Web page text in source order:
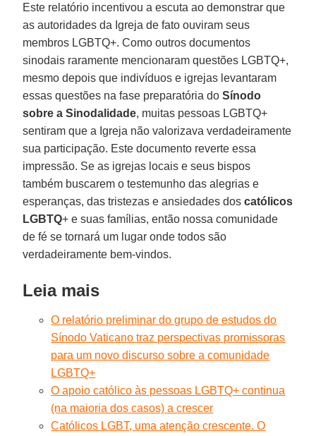
Este relatório incentivou a escuta ao demonstrar que
as autoridades da Igreja de fato ouviram seus
membros LGBTQ+. Como outros documentos
sinodais raramente mencionaram questões LGBTQ+,
mesmo depois que indivíduos e igrejas levantaram
essas questões na fase preparatória do Sínodo
sobre a Sinodalidade, muitas pessoas LGBTQ+
sentiram que a Igreja não valorizava verdadeiramente
sua participação. Este documento reverte essa
impressão. Se as igrejas locais e seus bispos
também buscarem o testemunho das alegrias e
esperanças, das tristezas e ansiedades doscatólicos
LGBTQ+ e suas famílias, então nossa comunidade
de fé se tornará um lugar onde todos são
verdadeiramente bem-vindos.
Leia mais
O relatório preliminar do grupo de estudos do
Sínodo Vaticano traz perspectivas promissoras
para um novo discurso sobre a comunidade
LGBTQ+
O apoio católico às pessoas LGBTQ+ continua
(na maioria dos casos) a crescer
Católicos LGBT, uma atenção crescente. O